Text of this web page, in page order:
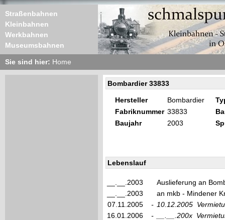
Straßenbahnen
Kleinbahnen
Werkbahnen
Museumsbahnen
Sie sind hier: Home
Bombardier 33833
Hersteller Bombardier
Fabriknummer 33833
Baujahr
2003
Lebenslauf
__.__.2003
Auslieferung an
__.__.2003
an mkb - Mindener
07.11.2005
- 10.12.2005
16.01.2006
- __.__.200x